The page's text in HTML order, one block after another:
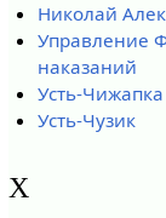
Николай
Управление
наказаний
Усть-Чижапка
Усть-Чузик
Х